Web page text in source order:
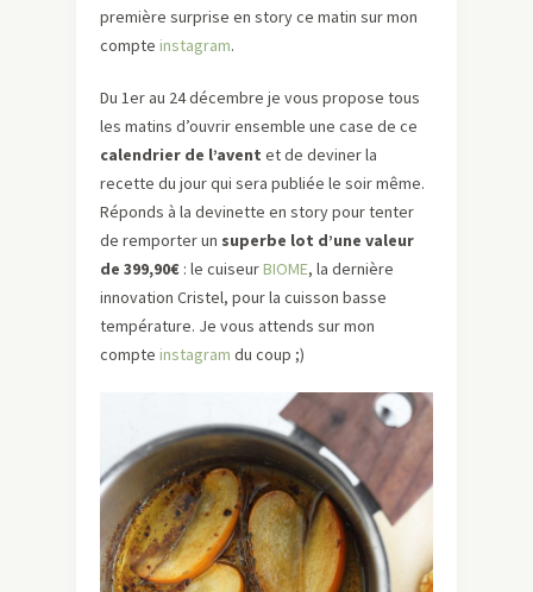
première surprise en story ce matin sur mon
compte instagram.
Du 1er au 24 décembre je vous propose tous
les matins d’ouvrir ensemble une case de ce
calendrier de l’avent et de deviner la
recette du jour qui sera publiée le soir même.
Réponds à la devinette en story pour tenter
de remporter un superbe lot d’une valeur
de 399,90€ : le cuiseurBIOME, la dernière
innovation Cristel, pour la cuisson basse
température. Je vous attends sur mon
compte instagram du coup ;)